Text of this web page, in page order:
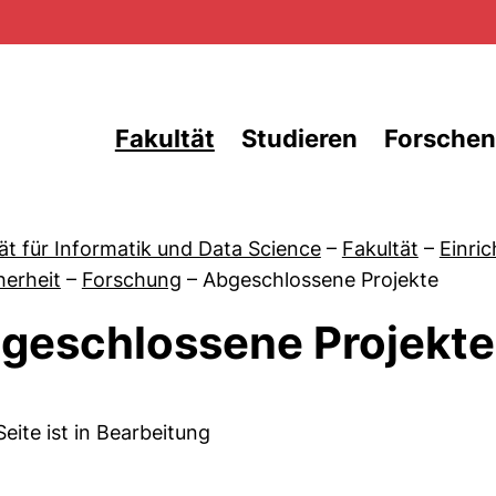
Fakultät Studieren Forschen
für Informatik und Data Science – Fakultät –
– Forschung – Abgeschlossene Projekte
Projekte
ist in Bearbeitung